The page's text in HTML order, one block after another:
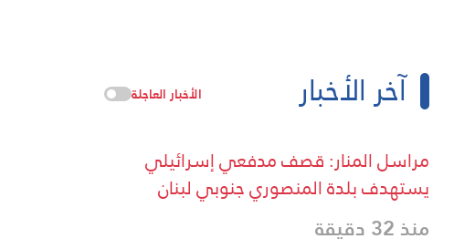
آخر الأخبار الأخبار العاجلة
مراسل المنار: قصف مدفعي إسرائيلي
يستهدف بلدة المنصوري جنوبي لبنان
منذ 32 دقيقة